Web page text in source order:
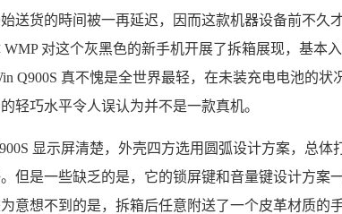
送货的時间被一再延迟，因而这款机器设备前不久
对这个灰黑色的新手机开展了拆箱展现，基本
Q900S 真不愧是全世界最轻，在未装充电电池的状
轻巧水平令人误认为并不是一款真机。
显示屏清楚，外壳四方选用圆弧设计方案，总体
但是一些缺乏的是，它的锁屏键和音量键设计方案
意想不到的是，拆箱后任意附送了一个皮革材质的